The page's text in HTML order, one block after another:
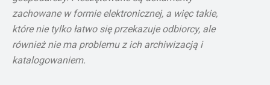
zachowane w formie elektronicznej, a więc takie,
które nie tylko łatwo się przekazuje odbiorcy, ale
również nie ma problemu z ich archiwizacją i
katalogowaniem.